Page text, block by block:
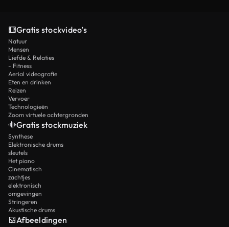
Gratis stockvideo’s
Natuur
Mensen
Liefde & Relaties
- Fitness
Aerial videografie
Eten en drinken
Reizen
Vervoer
Technologieën
Zoom virtuele achtergronden
Gratis stockmuziek
Synthese
Elektronische drums
sleutels
Het piano
Cinematisch
zachtjes
elektronisch
omgevingen
Stringeren
Akustische drums
Afbeeldingen